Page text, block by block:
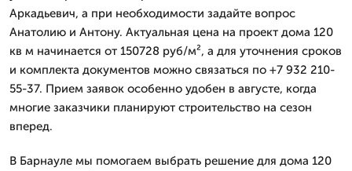
Аркадьевич, а при необходимости задайте вопрос
Анатолию и Антону. Актуальная цена на проект дома 120
кв м начинается от 150728 руб/м², а для уточнения сроков
и комплекта документов можно связаться по +7 932 210-
55-37. Прием заявок особенно удобен в августе, когда
многие заказчики планируют строительство на сезон
вперед.
В Барнауле мы помогаем выбрать решение для дома 120